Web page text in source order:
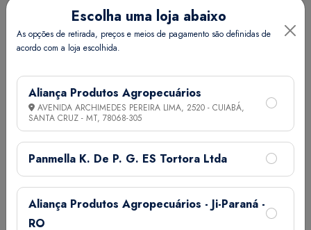
Calbos M7
Escolha uma loja abaixo
As opções de retirada, preços e meios de pagamento são definidas de
acordo com a loja escolhida.
Aliança Produtos Agropecuários
AVENIDA ARCHIMEDES PEREIRA LIMA, 2520 - CUIABÁ,
SANTA CRUZ - MT, 78068-305
Panmella K. De P. G. ES Tortora Ltda
Aliança Produtos Agropecuários - Ji-Paraná -
RO